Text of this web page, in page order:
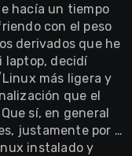
hacía un tiempo
con el peso
derivados que he
laptop, decidí
más ligera y
que el
sí, en general
justamente por …
instalado y